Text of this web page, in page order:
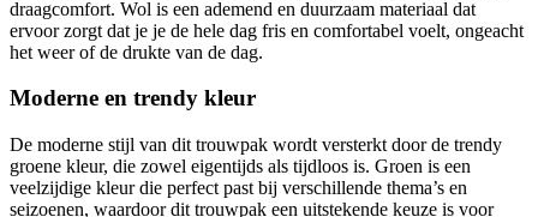
draagcomfort. Wol is een ademend en duurzaam materiaal dat
ervoor zorgt dat je je de hele dag fris en comfortabel voelt, ongeacht
het weer of de drukte van de dag.
Moderne en trendy kleur
De moderne stijl van dit trouwpak wordt versterkt door de trendy
groene kleur, die zowel eigentijds als tijdloos is. Groen is een
veelzijdige kleur die perfect past bij verschillende thema’s en
seizoenen, waardoor dit trouwpak een uitstekende keuze is voor